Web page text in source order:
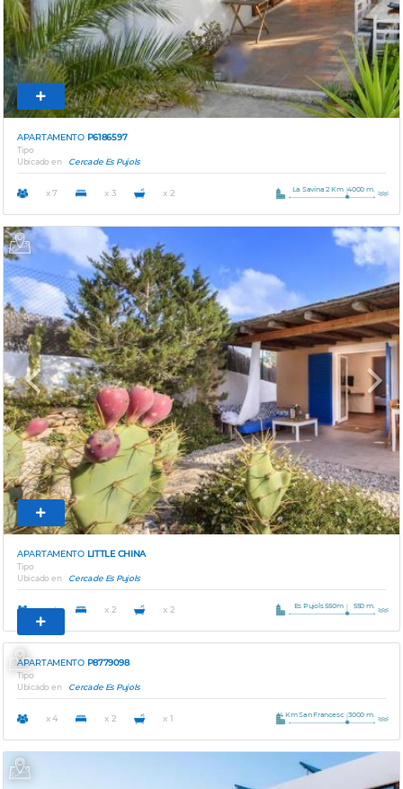
APARTAMENTO P6186597
Tipo
Ubicado en
Cerca de Es Pujols
x 7 x 3 x 2 La Savina 2 Km 4000 m.
Previous Next
APARTAMENTO LITTLE CHINA
Tipo
Ubicado en
Cerca de Es Pujols
x 4 x 2 x 2 Es Pujols 550m 550 m.
APARTAMENTO P8779098
Tipo
Ubicado en
Cerca de Es Pujols
x 4 x 2 x 1 4 Km San Francesc 3000 m.